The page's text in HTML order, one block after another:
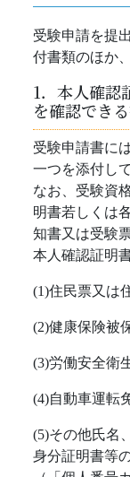
受験申請を提
付書類のほか
1．本人確認
を確認できる
受験申請書に
一つを添付し
なお、受験資
明書若しくは
知書又は受験
本人確認証明
(1)住民票又は
(2)健康保険被
(3)労働安全衛
(4)自動車運転
(5)その他氏名
身分証明書等